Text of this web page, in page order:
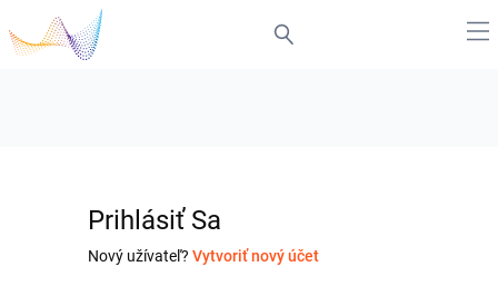
Prihlásiť Sa
Nový užívateľ? Vytvoriť nový účet